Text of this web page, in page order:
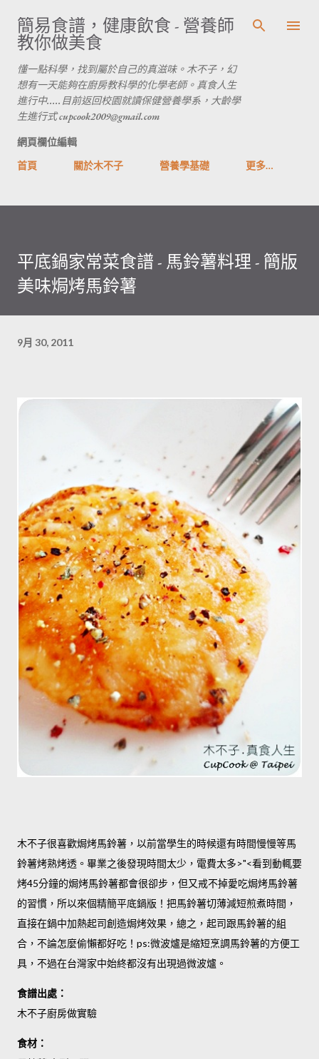
跳到主要內容
簡易食譜，健康飲食 - 營養師
教你做美食
懂一點科學，找到屬於自己的真滋味。木不子，幻
想有一天能夠在廚房教科學的化學老師。真食人生
進行中.....目前返回校園就讀保健營養學系，大齡學
生進行式 cupcook2009@gmail.com
網頁欄位編輯
首頁
關於木不子 營養學基礎 更多…
平底鍋家常菜食譜 - 馬鈴薯料理 - 簡版
美味焗烤馬鈴薯
9月 30, 2011
木不子很喜歡焗烤馬鈴薯，以前當學生的時候還有時間慢慢等馬
鈴薯烤熟烤透。畢業之後發現時間太少，電費太多>"<看到動輒要
烤45分鐘的焗烤馬鈴薯都會很卻步，但又戒不掉愛吃焗烤馬鈴薯
的習慣，所以來個精簡平底鍋版！把馬鈴薯切薄減短煎煮時間，
直接在鍋中加熱起司創造焗烤效果，總之，起司跟馬鈴薯的組
合，不論怎麼偷懶都好吃！ps:微波爐是縮短烹調馬鈴薯的方便工
具，不過在台灣家中始終都沒有出現過微波爐。
食譜出處：
木不子廚房做實驗
食材：